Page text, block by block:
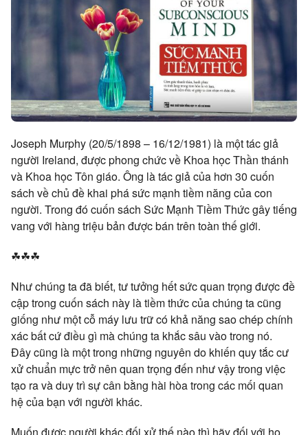
Joseph Murphy (20/5/1898 – 16/12/1981) là một tác giả
người Ireland, được phong chức về Khoa học Thần thánh
và Khoa học Tôn giáo. Ông là tác giả của hơn 30 cuốn
sách về chủ đề khai phá sức mạnh tiềm năng của con
người. Trong đó cuốn sách Sức Mạnh Tiềm Thức gây tiếng
vang với hàng triệu bản được bán trên toàn thế giới.
☘☘☘
Như chúng ta đã biết, tư tưởng hết sức quan trọng được đề
cập trong cuốn sách này là tiềm thức của chúng ta cũng
giống như một cỗ máy lưu trữ có khả năng sao chép chính
xác bất cứ điều gì mà chúng ta khắc sâu vào trong nó.
Đây cũng là một trong những nguyên do khiến quy tắc cư
xử chuẩn mực trở nên quan trọng đến như vậy trong việc
tạo ra và duy trì sự cân bằng hài hòa trong các mối quan
hệ của bạn với người khác.